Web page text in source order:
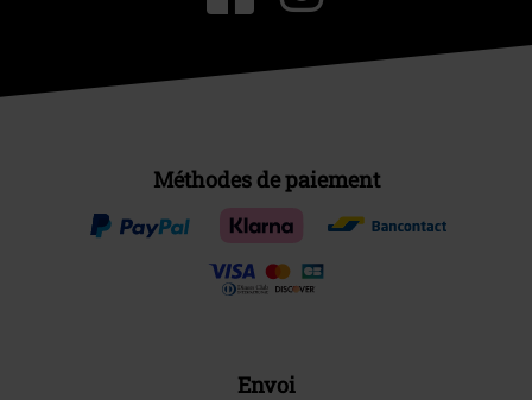
Méthodes de paiement
Envoi